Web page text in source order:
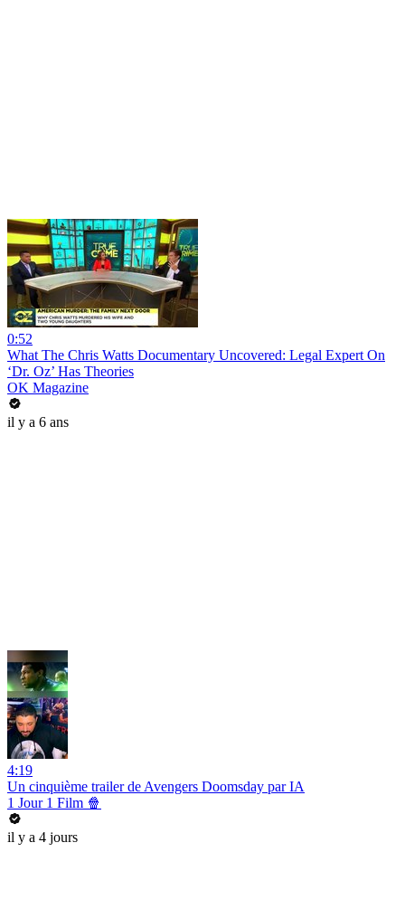
0:52
What The Chris Watts Documentary Uncovered: Legal Expert On
‘Dr. Oz’ Has Theories
OK Magazine
il y a 6 ans
4:19
Un cinquième trailer de Avengers Doomsday par IA
1 Jour 1 Film 🍿
il y a 4 jours